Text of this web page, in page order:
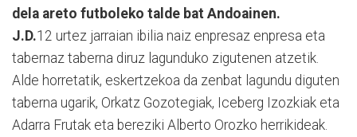
dela areto futboleko talde bat Andoainen.
J.D.12 urtez jarraian ibilia naiz enpresaz enpresa eta
tabernaz taberna diruz lagunduko zigutenen atzetik.
Alde horretatik, eskertzekoa da zenbat lagundu diguten
taberna ugarik, Orkatz Gozotegiak, Iceberg Izozkiak eta
Adarra Frutak eta bereziki Alberto Orozko herrikideak.